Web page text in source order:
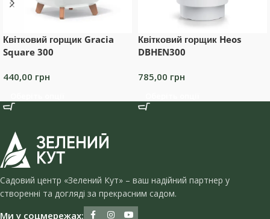
Квітковий горщик Gracia
Square 300
440,00 грн
Квітковий горщик Heos
DBHEN300
785,00 грн
Садовий центр «Зелений Кут» – ваш надійний партнер у
створенні та догляді за прекрасним садом.
Ми у соцмережах: